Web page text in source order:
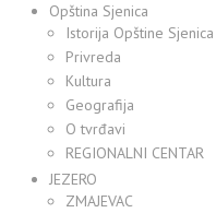
Opština Sjenica
Istorija Opštine Sjenica
Privreda
Kultura
Geografija
O tvrđavi
REGIONALNI CENTAR
JEZERO
ZMAJEVAC